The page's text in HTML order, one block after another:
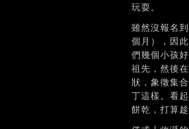
玩耍。
雖然沒報名
個月），因
們幾個小孩
祖先，然後
狀，象徵集
丁這樣。看
餅乾，打算